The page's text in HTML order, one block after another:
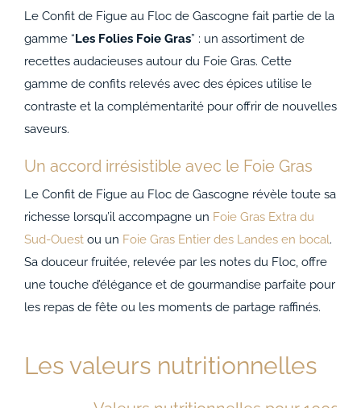
Le Confit de Figue au Floc de Gascogne fait partie de la
gamme “Les Folies Foie Gras” : un assortiment de
recettes audacieuses autour du Foie Gras. Cette
gamme de confits relevés avec des épices utilise le
contraste et la complémentarité pour offrir de nouvelles
saveurs.
Un accord irrésistible avec le Foie Gras
Le Confit de Figue au Floc de Gascogne révèle toute sa
richesse lorsqu’il accompagne un Foie Gras Extra du
Sud-Ouestou un Foie Gras Entier des Landes en bocal.
Sa douceur fruitée, relevée par les notes du Floc, offre
une touche d’élégance et de gourmandise parfaite pour
les repas de fête ou les moments de partage raffinés.
Les valeurs nutritionnelles